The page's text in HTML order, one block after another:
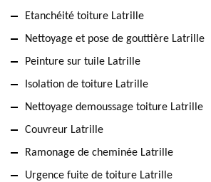
Etanchéité toiture Latrille
Nettoyage et pose de gouttière Latrille
Peinture sur tuile Latrille
Isolation de toiture Latrille
Nettoyage demoussage toiture Latrille
Couvreur Latrille
Ramonage de cheminée Latrille
Urgence fuite de toiture Latrille